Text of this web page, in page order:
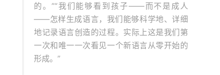
的。”“我们能够看到孩子——而不是成人
——怎样生成语言，我们能够科学地、详细
地记录语言创造的过程。实际上这是我们第
一次和唯一一次看见一个新语言从零开始的
形成。”